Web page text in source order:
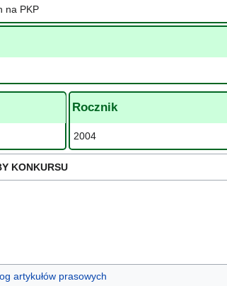
na PKP
Rocznik
2004
KONKURSU
artykułów prasowych